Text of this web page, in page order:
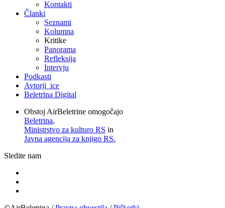
Kontakti
Članki
Seznami
Kolumna
Kritike
Panorama
Refleksija
Intervju
Podkasti
Avtorji_ice
Beletrina Digital
Obstoj AirBeletrine omogočajo
Beletrina,
Ministrstvo za kulturo RS in
Javna agencija za knjigo RS.
Sledite nam